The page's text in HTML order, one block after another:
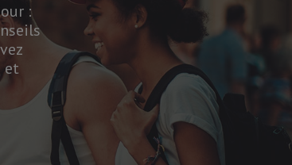
:
et